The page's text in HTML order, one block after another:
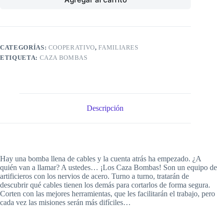
CATEGORÍAS: COOPERATIVO,FAMILIARES
ETIQUETA: CAZA BOMBAS
Descripción
Hay una bomba llena de cables y la cuenta atrás ha empezado. ¿A
quién van a llamar? A ustedes… ¡Los Caza Bombas! Son un equipo de
artificieros con los nervios de acero. Turno a turno, tratarán de
descubrir qué cables tienen los demás para cortarlos de forma segura.
Corten con las mejores herramientas, que les facilitarán el trabajo, pero
cada vez las misiones serán más difíciles…